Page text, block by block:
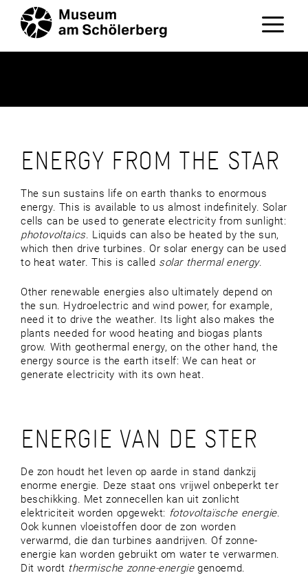
Inhalt
springen
ENERGY FROM THE STAR
The sun sustains life on earth thanks to enormous
energy. This is available to us almost indefinitely. Solar
cells can be used to generate electricity from sunlight:
photovoltaics. Liquids can also be heated by the sun,
which then drive turbines. Or solar energy can be used
to heat water. This is called solar thermal energy.
Other renewable energies also ultimately depend on
the sun. Hydroelectric and wind power, for example,
need it to drive the weather. Its light also makes the
plants needed for wood heating and biogas plants
grow. With geothermal energy, on the other hand, the
energy source is the earth itself: We can heat or
generate electricity with its own heat.
ENERGIE VAN DE STER
De zon houdt het leven op aarde in stand dankzij
enorme energie. Deze staat ons vrijwel onbeperkt ter
beschikking. Met zonnecellen kan uit zonlicht
elektriciteit worden opgewekt: fotovoltaïsche energie.
Ook kunnen vloeistoffen door de zon worden
verwarmd, die dan turbines aandrijven. Of zonne-
energie kan worden gebruikt om water te verwarmen.
Dit wordt thermische zonne-energiegenoemd.